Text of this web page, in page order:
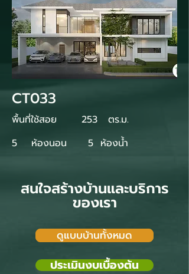
CT033
พื้นที่ใช้สอย 253
ตร.ม.
5
ห้องนอน 5 ห้องน้ำ
สนใจสร้างบ้านและบริการ
ของเรา
ดูแบบบ้านทั้งหมด
ประเมินงบเบื้องต้น